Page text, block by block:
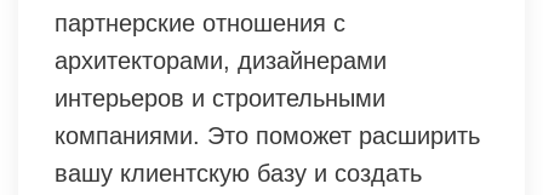
партнерские отношения с
архитекторами, дизайнерами
интерьеров и строительными
компаниями. Это поможет расширить
вашу клиентскую базу и создать